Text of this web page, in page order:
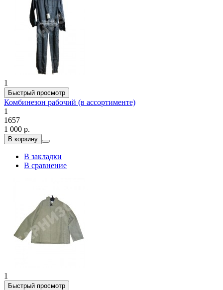
1
Быстрый просмотр
Комбинезон рабочий (в ассортименте)
1
1657
1 000 р.
В корзину
В закладки
В сравнение
1
Быстрый просмотр